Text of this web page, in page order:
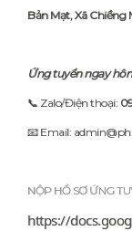
Bản Mạt, Xã Chiềng
Ứng tuyển ngay
📞 Zalo/Điện thoại:
📧 Email:
NỘP HỒ SƠ ỨNG
https://